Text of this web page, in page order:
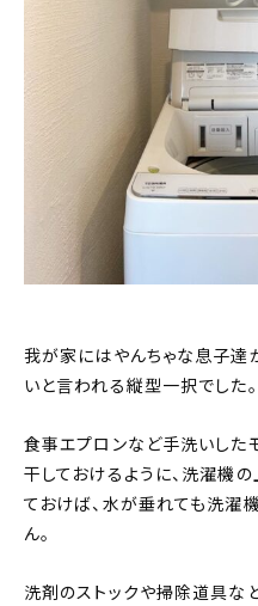
我が家にはやんちゃな息子達
いと言われる縦型一択でした。
食事エプロンなど手洗いした
干しておけるように、洗濯機
ておけば、水が垂れても洗濯
ん。
洗剤のストックや掃除道具な